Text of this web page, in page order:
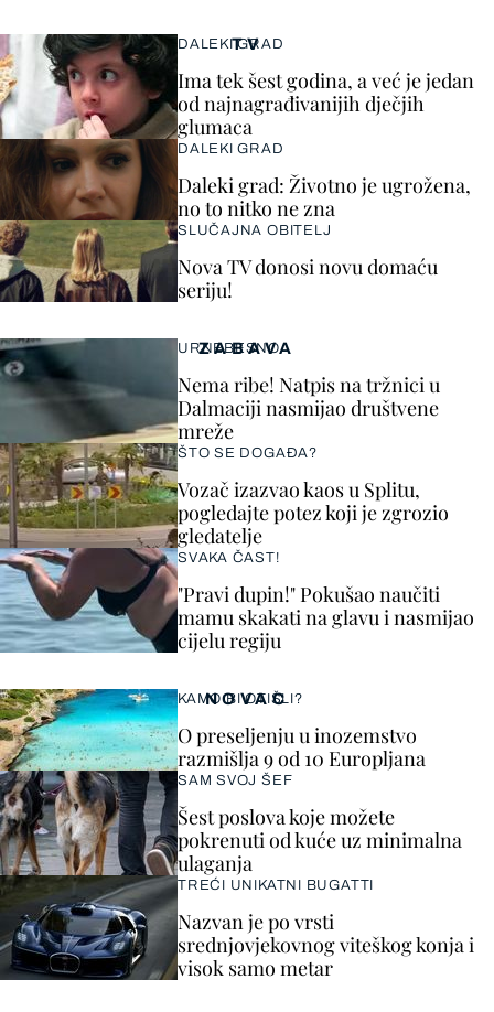
ZABAVA
URNEBESNO
Nema ribe! Natpis na tržnici u
Dalmaciji nasmijao društvene
mreže
ŠTO SE DOGAĐA?
Vozač izazvao kaos u Splitu,
pogledajte potez koji je zgrozio
gledatelje
SVAKA ČAST!
"Pravi dupin!" Pokušao naučiti
mamu skakati na glavu i nasmijao
cijelu regiju
TV
DALEKI GRAD
Ima tek šest godina, a već je jedan
od najnagrađivanijih dječjih
glumaca
DALEKI GRAD
Daleki grad: Životno je ugrožena,
no to nitko ne zna
SLUČAJNA OBITELJ
Nova TV donosi novu domaću
seriju!
NOVAC
KAMO BI OTIŠLI?
O preseljenju u inozemstvo
razmišlja 9 od 10 Europljana
SAM SVOJ ŠEF
Šest poslova koje možete
pokrenuti od kuće uz minimalna
ulaganja
TREĆI UNIKATNI BUGATTI
Nazvan je po vrsti
srednjovjekovnog viteškog konja i
visok samo metar